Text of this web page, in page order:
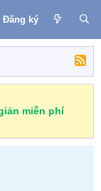
Đăng ký
miễn phí